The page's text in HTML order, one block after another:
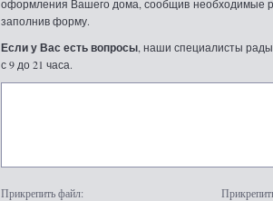
оформления Вашего дома, сообщив необходимые
заполнив форму.
Если у Вас есть вопросы , наши специалисты
с 9 до 21 часа.
Прикрепить файл: